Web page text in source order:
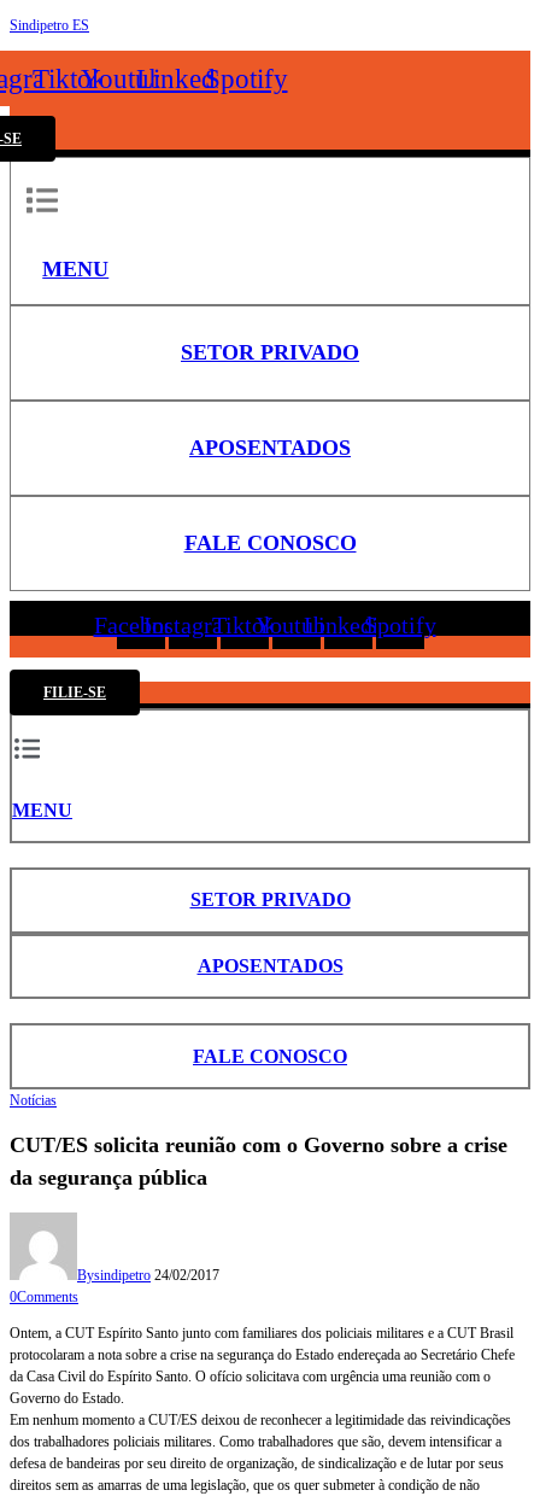
Sindipetro ES
TiktokYoutubeLinkedinSpotify
MENU
SETOR PRIVADO
APOSENTADOS
FALE CONOSCO
FacebookInstagramTiktokYoutubeLinkedinSpotify
FILIE-SE
MENU
SETOR PRIVADO
APOSENTADOS
FALE CONOSCO
Notícias
CUT/ES solicita reunião com o Governo sobre a crise
da segurança pública
Bysindipetro 24/02/2017
0Comments
Ontem, a CUT Espírito Santo junto com familiares dos policiais militares e a CUT Brasil
protocolaram a nota sobre a crise na segurança do Estado endereçada ao Secretário Chefe
da Casa Civil do Espírito Santo. O ofício solicitava com urgência uma reunião com o
Governo do Estado.
Em nenhum momento a CUT/ES deixou de reconhecer a legitimidade das reivindicações
dos trabalhadores policiais militares. Como trabalhadores que são, devem intensificar a
defesa de bandeiras por seu direito de organização, de sindicalização e de lutar por seus
direitos sem as amarras de uma legislação, que os quer submeter à condição de não